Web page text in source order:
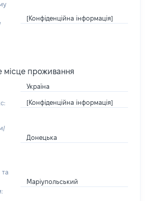
[Конфіденційна інформація]
місце проживання
Україна
[Конфіденційна інформація]
Донецька
та
Маріупольський